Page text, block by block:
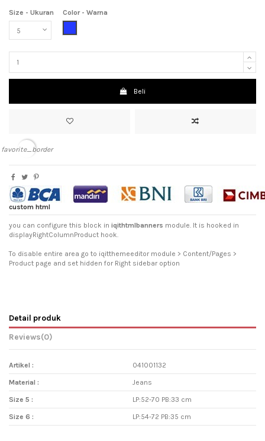
Size - Ukuran
Color - Warna
Beli
favorite_border
custom html
you can configure this block in iqithtmlbanners module. It is hooked in
displayRightColumnProduct hook.
To disable entire area go to iqitthemeeditor module > Content/Pages >
Product page and set hidden for Right sidebar option
Detail produk
Reviews(0)
Artikel : 041001132
Material : Jeans
Size 5 : LP:52-70 PB:33 cm
Size 6 : LP:54-72 PB:35 cm